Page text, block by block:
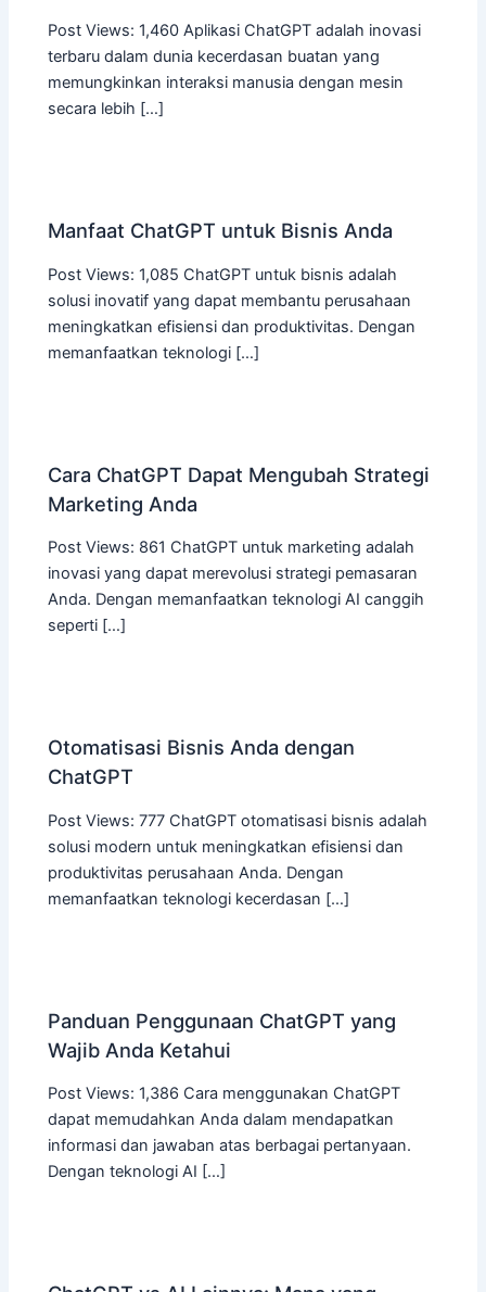
Post Views: 1,460 Aplikasi ChatGPT adalah inovasi
terbaru dalam dunia kecerdasan buatan yang
memungkinkan interaksi manusia dengan mesin
secara lebih […]
Manfaat ChatGPT untuk Bisnis Anda
Post Views: 1,085 ChatGPT untuk bisnis adalah
solusi inovatif yang dapat membantu perusahaan
meningkatkan efisiensi dan produktivitas. Dengan
memanfaatkan teknologi […]
Cara ChatGPT Dapat Mengubah Strategi
Marketing Anda
Post Views: 861 ChatGPT untuk marketing adalah
inovasi yang dapat merevolusi strategi pemasaran
Anda. Dengan memanfaatkan teknologi AI canggih
seperti […]
Otomatisasi Bisnis Anda dengan
ChatGPT
Post Views: 777 ChatGPT otomatisasi bisnis adalah
solusi modern untuk meningkatkan efisiensi dan
produktivitas perusahaan Anda. Dengan
memanfaatkan teknologi kecerdasan […]
Panduan Penggunaan ChatGPT yang
Wajib Anda Ketahui
Post Views: 1,386 Cara menggunakan ChatGPT
dapat memudahkan Anda dalam mendapatkan
informasi dan jawaban atas berbagai pertanyaan.
Dengan teknologi AI […]